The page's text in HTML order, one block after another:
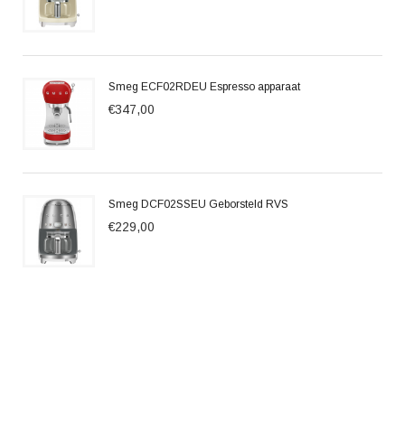
Smeg ECF02RDEU Espresso apparaat
€347,00
Smeg DCF02SSEU Geborsteld RVS
€229,00